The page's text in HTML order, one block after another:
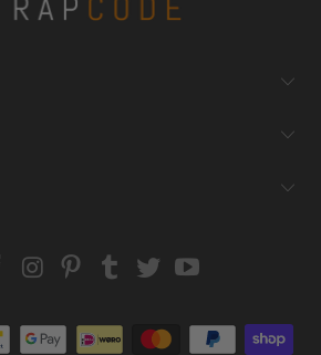
Strapcode
Facebook
Strapcode
Instagram
Strapcode
Pinterest
Strapcode
Tumblr
Strapcode
TwitterYouTube